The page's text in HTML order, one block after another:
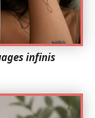
infinis